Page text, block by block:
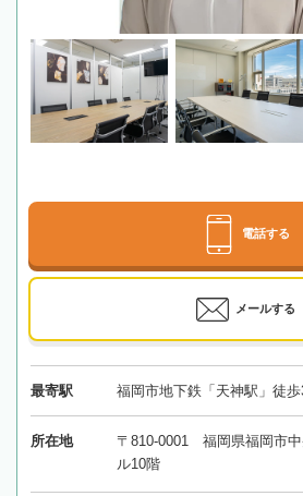
電話する
メールする
最寄駅 福岡市地下鉄「天神駅」徒歩
所在地
〒810-0001 福岡県福岡市
ル10階